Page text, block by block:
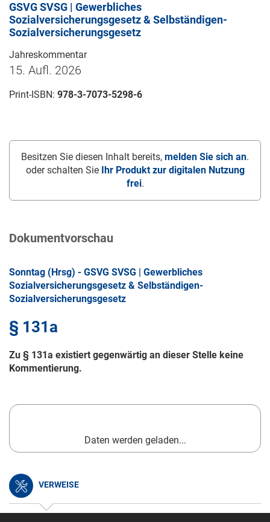
GSVG SVSG | Gewerbliches
Sozialversicherungsgesetz & Selbständigen-
Sozialversicherungsgesetz
Jahreskommentar
15. Aufl. 2026
Print-ISBN: 978-3-7073-5298-6
Besitzen Sie diesen Inhalt bereits, melden Sie sich an.
oder schalten Sie
Ihr Produkt zur digitalen Nutzung
frei.
Dokumentvorschau
Sonntag (Hrsg) - GSVG SVSG | Gewerbliches
Sozialversicherungsgesetz & Selbständigen-
Sozialversicherungsgesetz
§ 131a
Zu § 131a existiert gegenwärtig an dieser Stelle keine
Kommentierung.
Daten werden geladen...
VERWEISE